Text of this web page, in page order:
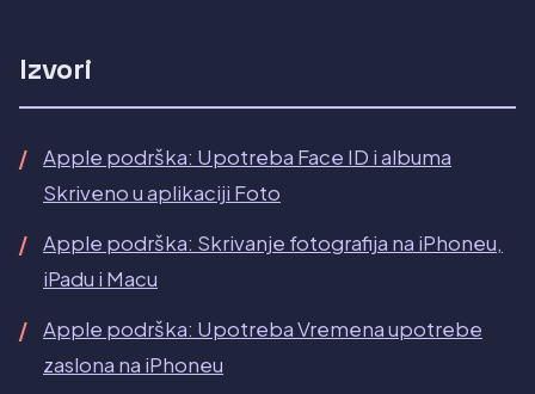
Izvori
Apple podrška: Upotreba Face ID i albuma
Skriveno u aplikaciji Foto
Apple podrška: Skrivanje fotografija na iPhoneu,
iPadu i Macu
Apple podrška: Upotreba Vremena upotrebe
zaslona na iPhoneu